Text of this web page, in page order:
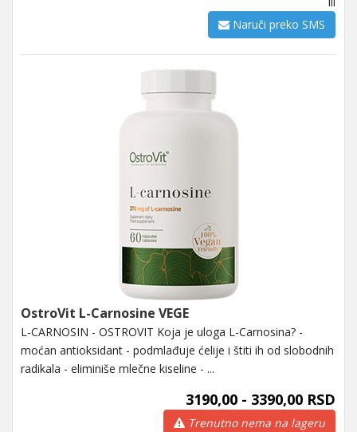
Naruči preko SMS
OstroVit L-Carnosine VEGE
L-CARNOSIN - OSTROVIT Koja je uloga L-Carnosina? -
moćan antioksidant - podmlađuje ćelije i štiti ih od slobodnih
radikala - eliminiše mlečne kiseline - ...
3190,00 - 3390,00 RSD
Trenutno nema na lageru